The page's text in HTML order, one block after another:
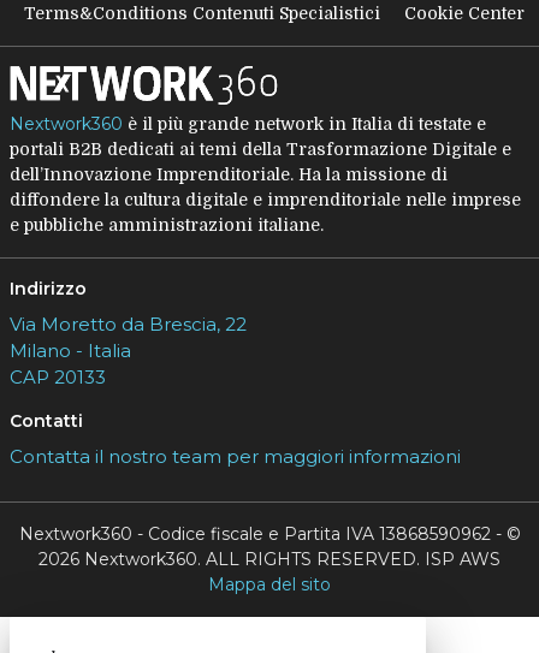
Terms&Conditions Contenuti Specialistici
Cookie Center
Nextwork360 è il più grande network in Italia di testate e
portali B2B dedicati ai temi della Trasformazione Digitale e
dell’Innovazione Imprenditoriale. Ha la missione di
diffondere la cultura digitale e imprenditoriale nelle imprese
e pubbliche amministrazioni italiane.
Indirizzo
Via Moretto da Brescia, 22
Milano - Italia
CAP 20133
Contatti
Contatta il nostro team per maggiori informazioni
Nextwork360 - Codice fiscale e Partita IVA 13868590962 - ©
2026 Nextwork360. ALL RIGHTS RESERVED. ISP AWS
Mappa del sito